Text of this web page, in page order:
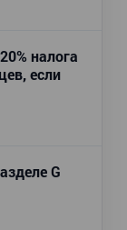
налога
если
G